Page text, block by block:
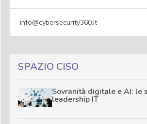
info@cybersecurity360.it
SPAZIO CISO
Sovranità digitale e AI: le
leadership IT